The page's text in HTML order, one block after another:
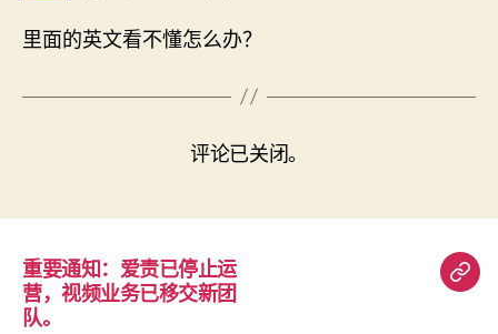
里面的英文看不懂怎么办？
评论已关闭。
重要通知：爱责已停止运
营，视频业务已移交新团
队。
重